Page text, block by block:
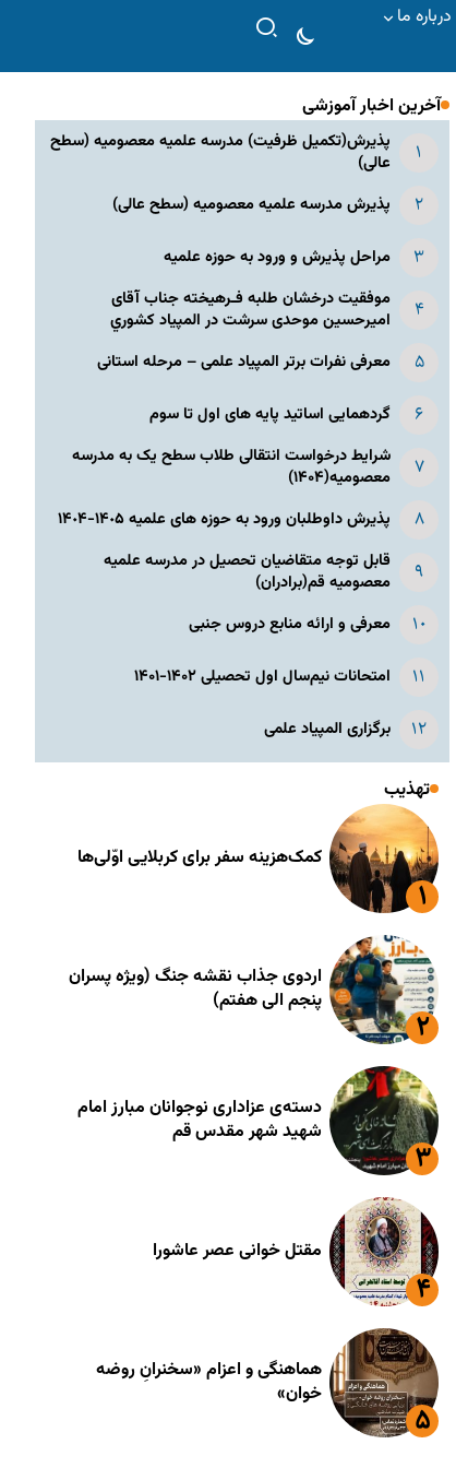
درباره ما
آخرین اخبار آموزشی
پذیرش(تکمیل ظرفیت) مدرسه علمیه معصومیه‌ (سطح
عالی)
پذیرش مدرسه علمیه معصومیه‌ (سطح عالی)
مراحل پذیرش و ورود به حوزه علمیه
موفقیت درخشان طلبه فـرهیخته جناب آقای
امیرحسین موحدی سرشت در المپياد كشوري
معرفی نفرات برتر المپیاد علمی – مرحله استانی
گردهمایی اساتید پایه های اول تا سوم
شرایط درخواست انتقالی طلاب سطح یک به مدرسه
معصومیه(۱۴۰۴)
پذیرش داوطلبان ورود به حوزه های علمیه ١۴٠۵-١۴٠۴
قابل توجه متقاضیان تحصیل در مدرسه علمیه
معصومیه قم(برادران)
معرفی و ارائه منابع دروس جنبی
امتحانات نیم‌سال اول تحصیلی ۱۴۰۲-۱۴۰۱
برگزاری المپیاد علمی
تهذیب
کمک‌هزینه سفر برای کربلایی اوّلی‌ها
اردوی جذاب نقشه جنگ (ویژه پسران
پنجم الی هفتم)
دسته‌ی عزاداری نوجوانان مبارز امام
شهید شهر مقدس قم
مقتل خوانی عصر عاشورا
هماهنگی و اعزام «سخنرانِ روضه
خوان»